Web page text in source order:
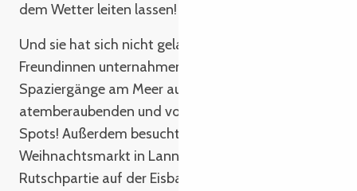
dem Wetter leiten lassen!
Und sie hat sich nicht gelangweilt! Mit ihren
Freundinnen unternahmen sie schöne
Spaziergänge am Meer auf der Suche nach
atemberaubenden und vor allem instagramfähigen
Spots! Außerdem besuchten sie den
Weihnachtsmarkt in Lannion. Nach einer
Rutschpartie auf der Eisbahn hat sich Alexianne in